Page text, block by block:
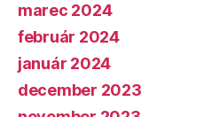
marec 2024
február 2024
január 2024
december 2023